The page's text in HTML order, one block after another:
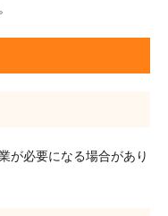
が必要になる場合があり